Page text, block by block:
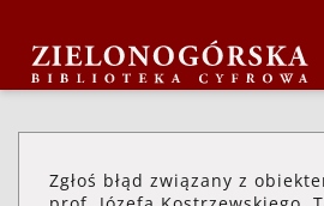
Zgłoś błąd związany z